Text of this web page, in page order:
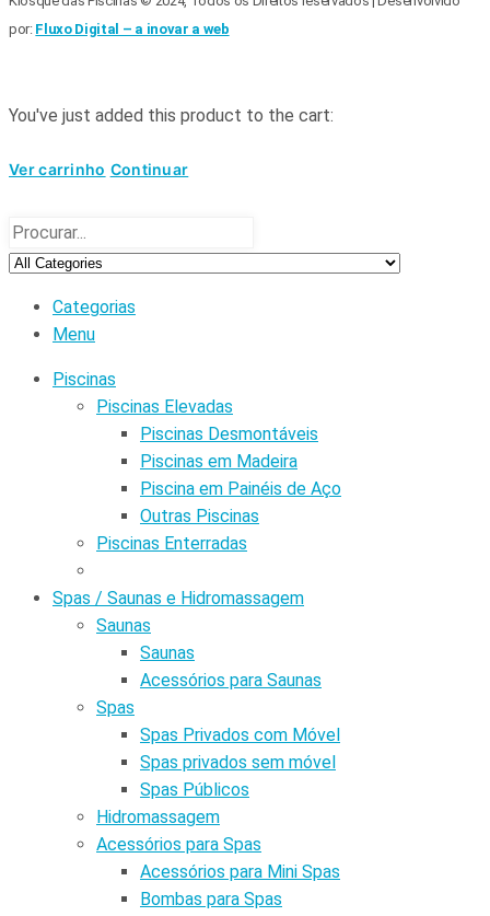
por: Fluxo Digital – a inovar a web
You've just added this product to the cart:
Ver carrinho Continuar
Categorias
Menu
Piscinas
Piscinas Elevadas
Piscinas Desmontáveis
Piscinas em Madeira
Piscina em Painéis de Aço
Outras Piscinas
Piscinas Enterradas
Spas / Saunas e Hidromassagem
Saunas
Saunas
Acessórios para Saunas
Spas
Spas Privados com Móvel
Spas privados sem móvel
Spas Públicos
Hidromassagem
Acessórios para Spas
Acessórios para Mini Spas
Bombas para Spas